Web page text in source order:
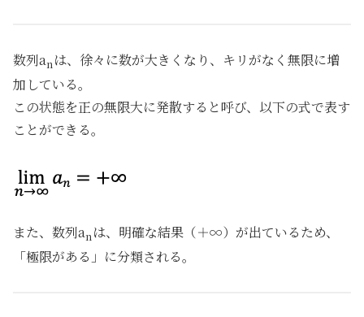
数列anは、徐々に数が大きくなり、キリがなく無限に増
加している。
この状態を正の無限大に発散すると呼び、以下の式で表す
ことができる。
また、数列anは、明確な結果（＋∞）が出ているため、
「極限がある」に分類される。